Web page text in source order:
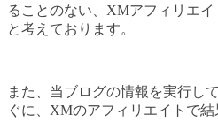
ることのない、XMアフィリエ
と考えております。
また、当ブログの情報を実行し
ぐに、XMのアフィリエイトで結